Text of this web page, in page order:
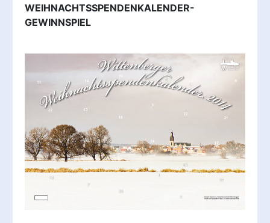
WEIHNACHTSSPENDENKALENDER-
GEWINNSPIEL